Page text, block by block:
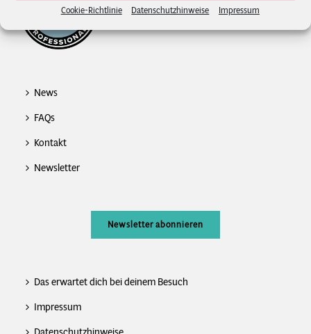
Cookie-Richtlinie Datenschutzhinweise Impressum
News
FAQs
Kontakt
Newsletter
Newsletter abonnieren
Das erwartet dich bei deinem Besuch
Impressum